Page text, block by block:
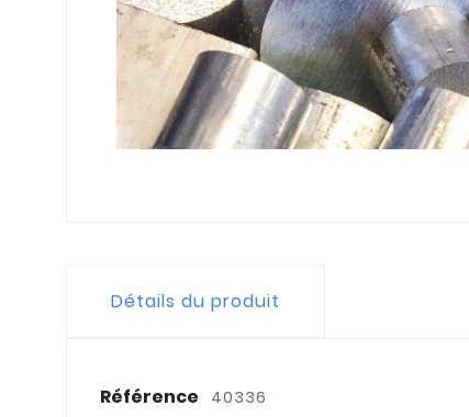
Détails du produit
Référence 40336